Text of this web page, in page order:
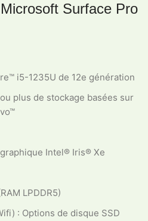
Surface Pro
i5-1235U de 12e génération
plus de stockage basées sur
Intel® Iris® Xe
LPDDR5)
: Options de disque SSD